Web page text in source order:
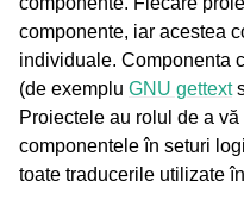
componente, iar acestea
individuale. Componenta
(de exemplu GNU gettext
Proiectele au rolul de a
componentele în seturi
toate traducerile utilizate